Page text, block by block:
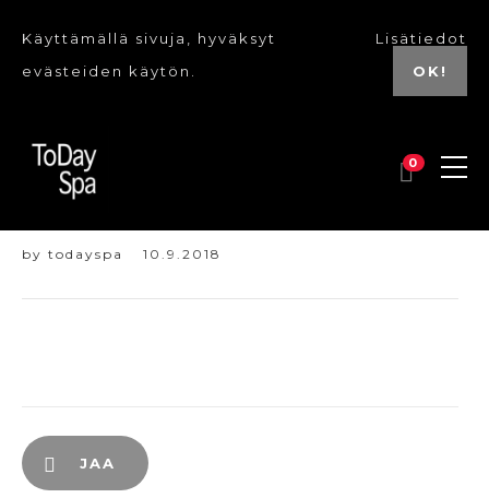
Käyttämällä sivuja, hyväksyt
evästeiden käytön.
Lisätiedot
OK!
0
Dante 6 Emin
by todayspa 10.9.2018
JAA